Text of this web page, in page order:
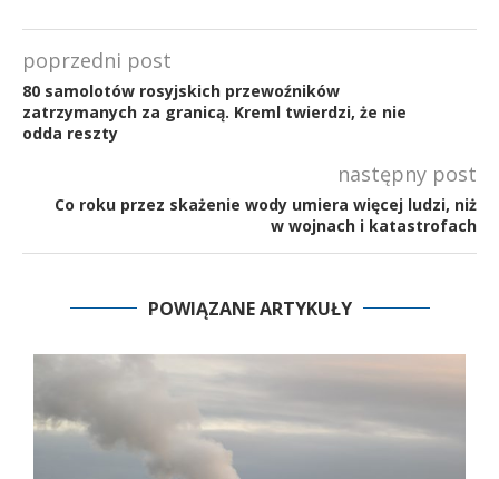
poprzedni post
80 samolotów rosyjskich przewoźników
zatrzymanych za granicą. Kreml twierdzi, że nie
odda reszty
następny post
Co roku przez skażenie wody umiera więcej ludzi, niż
w wojnach i katastrofach
POWIĄZANE ARTYKUŁY